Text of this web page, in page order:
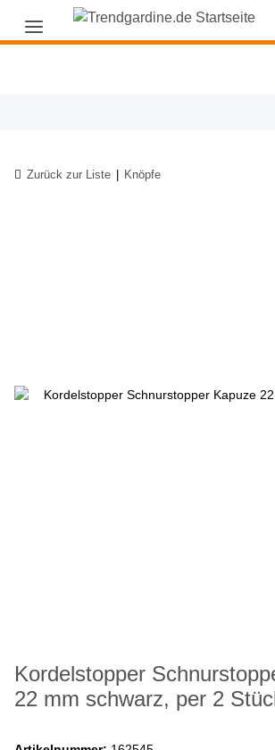
Zurück zur Liste Knöpfe
Kordelstopper
22 mm schwarz, per 2